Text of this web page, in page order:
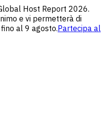
Host Report 2026.
e vi permetterà di
al 9 agosto.Partecipa al